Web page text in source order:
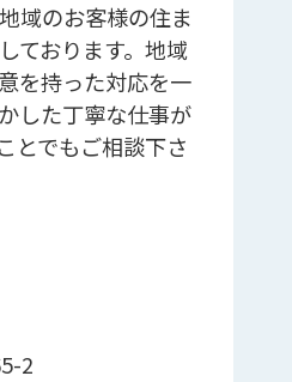
域のお客様の住ま
ております。地域
を持った対応を一
した丁寧な仕事が
とでもご相談下さ
2